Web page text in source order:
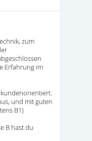
zum
Erfahrung im
und mit guten
B1)
B hast du